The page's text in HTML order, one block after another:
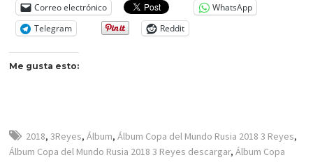
Correo electrónico
WhatsApp
Telegram
Reddit
Me gusta esto:
2018,3Reyes,Álbum,Álbum Copa del Mundo Rusia 2018 3 Reyes,
Álbum Copa del Mundo Rusia 2018 3 Reyes descargar,Álbum Copa